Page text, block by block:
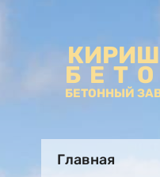
БЕТОННЫЙ
Главная